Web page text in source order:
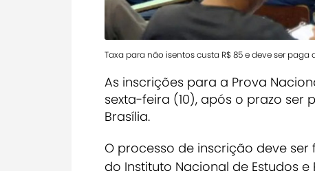
Taxa para não isentos custa R$ 85 e deve ser paga
As inscrições para a Prova
sexta-feira (10), após o prazo
Brasília.
O processo de inscrição deve
do Instituto Nacional de Estudos e